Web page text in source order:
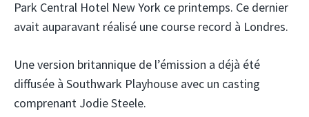
Park Central Hotel New York ce printemps. Ce dernier
avait auparavant réalisé une course record à Londres.
Une version britannique de l’émission a déjà été
diffusée à Southwark Playhouse avec un casting
comprenant Jodie Steele.